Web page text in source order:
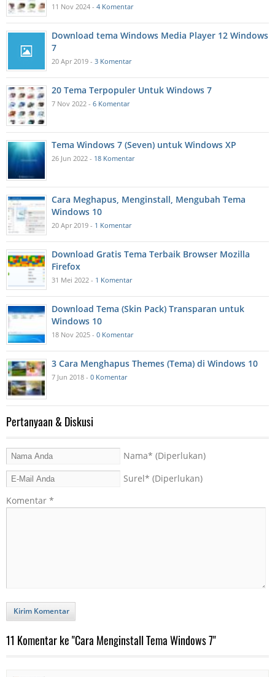
11 Nov 2024 - 4 Komentar
Download tema Windows Media Player 12 Windows
7
20 Apr 2019 - 3 Komentar
20 Tema Terpopuler Untuk Windows 7
7 Nov 2022 - 6 Komentar
Tema Windows 7 (Seven) untuk Windows XP
26 Jun 2022 - 18 Komentar
Cara Meghapus, Menginstall, Mengubah Tema
Windows 10
20 Apr 2019 - 1 Komentar
Download Gratis Tema Terbaik Browser Mozilla
Firefox
31 Mei 2022 - 1 Komentar
Download Tema (Skin Pack) Transparan untuk
Windows 10
18 Nov 2025 - 0 Komentar
3 Cara Menghapus Themes (Tema) di Windows 10
7 Jun 2018 - 0 Komentar
Pertanyaan & Diskusi
Nama* (Diperlukan)
Surel* (Diperlukan)
Komentar *
Kirim Komentar
11 Komentar ke "Cara Menginstall Tema Windows 7"